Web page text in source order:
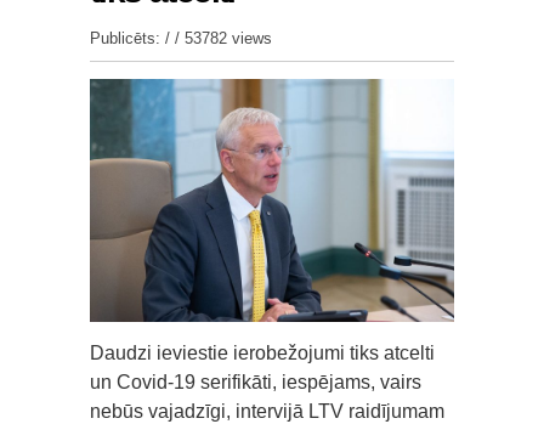
Publicēts: / / 53782 views
Daudzi ieviestie ierobežojumi tiks atcelti
un Covid-19 serifikāti, iespējams, vairs
nebūs vajadzīgi, intervijā LTV raidījumam